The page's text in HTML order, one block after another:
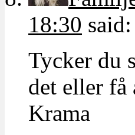
18:30 said:
Tycker du
det eller få
Krama